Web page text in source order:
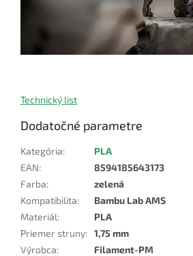
Technický list
Dodatočné parametre
Kategória:
PLA
EAN:
8594185643173
Farba:
zelená
Kompatibilita:
Bambu Lab AMS
Materiál:
PLA
Priemer struny: 1,75 mm
Výrobca: Filament-PM